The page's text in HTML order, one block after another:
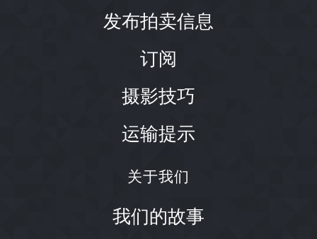
发布拍卖信息
订阅
摄影技巧
运输提示
关于我们
我们的故事